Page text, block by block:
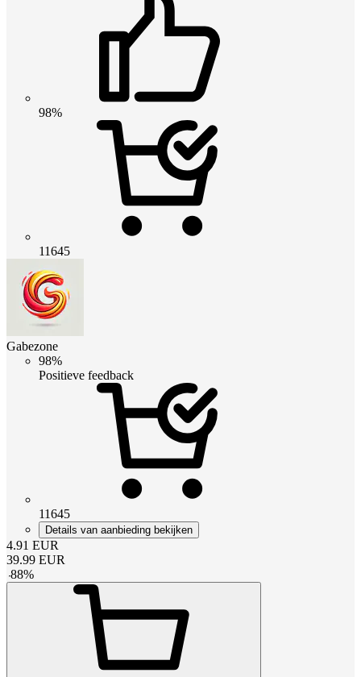
98%
11645
Gabezone
98%
Positieve feedback
11645
Details van aanbieding bekijken
4.91 EUR
39.99 EUR
-88%